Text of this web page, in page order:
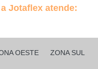
Jotaflex atende:
OESTE ZONA SUL